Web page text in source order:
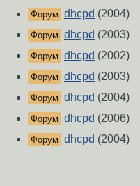
Форум dhcpd (2004)
Форум dhcpd (2003)
Форум dhcpd (2002)
Форум dhcpd (2003)
Форум dhcpd (2004)
Форум dhcpd (2006)
Форум dhcpd (2004)